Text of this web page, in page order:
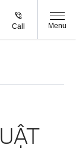
Call Menu